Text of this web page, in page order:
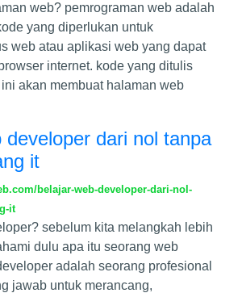
web? pemrograman web adalah
yang diperlukan untuk
web atau aplikasi web yang dapat
internet. kode yang ditulis
akan membuat halaman web
developer dari nol tanpa
it
belajar-web-developer-dari-nol-
it
sebelum kita melangkah lebih
dulu apa itu seorang web
adalah seorang profesional
jawab untuk merancang,